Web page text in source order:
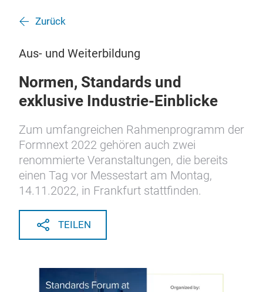
Zurück
Aus- und Weiterbildung
Normen, Standards und
exklusive Industrie-Einblicke
Zum umfangreichen Rahmenprogramm der
Formnext 2022 gehören auch zwei
renommierte Veranstaltungen, die bereits
einen Tag vor Messestart am Montag,
14.11.2022, in Frankfurt stattfinden.
TEILEN